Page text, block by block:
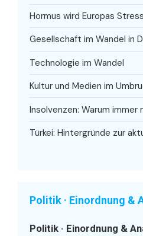
Hormus wird Europas
Gesellschaft im Wandel in
Technologie im Wandel
Kultur und Medien im
Insolvenzen: Warum immer
Türkei: Hintergründe zur
Politik · Einordnung &
Politik · Einordnung &